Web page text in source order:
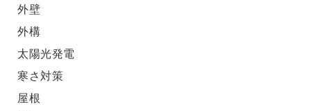
外壁
外構
太陽光発電
寒さ対策
屋根